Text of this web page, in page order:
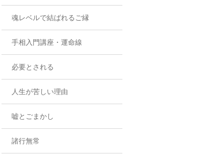
魂レベルで結ばれるご縁
手相入門講座・運命線
必要とされる
人生が苦しい理由
嘘とごまかし
諸行無常